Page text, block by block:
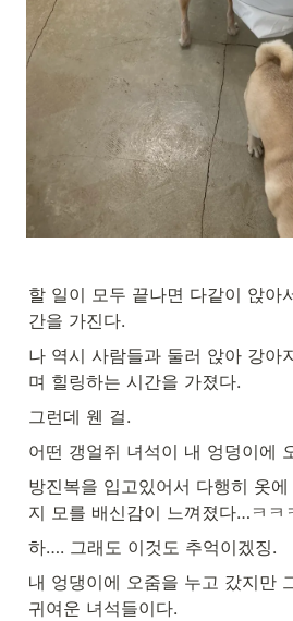
할 일이 모두 끝나면 다같이 앉아
간을 가진다.
나 역시 사람들과 둘러 앉아 강아
며 힐링하는 시간을 가졌다.
그런데 웬 걸.
어떤 갱얼쥐 녀석이 내 엉덩이에
방진복을 입고있어서 다행히 옷
지 모를 배신감이 느껴졌다…ㅋㅋ
하…. 그래도 이것도 추억이겠징.
내 엉댕이에 오줌을 누고 갔지만
귀여운 녀석들이다.